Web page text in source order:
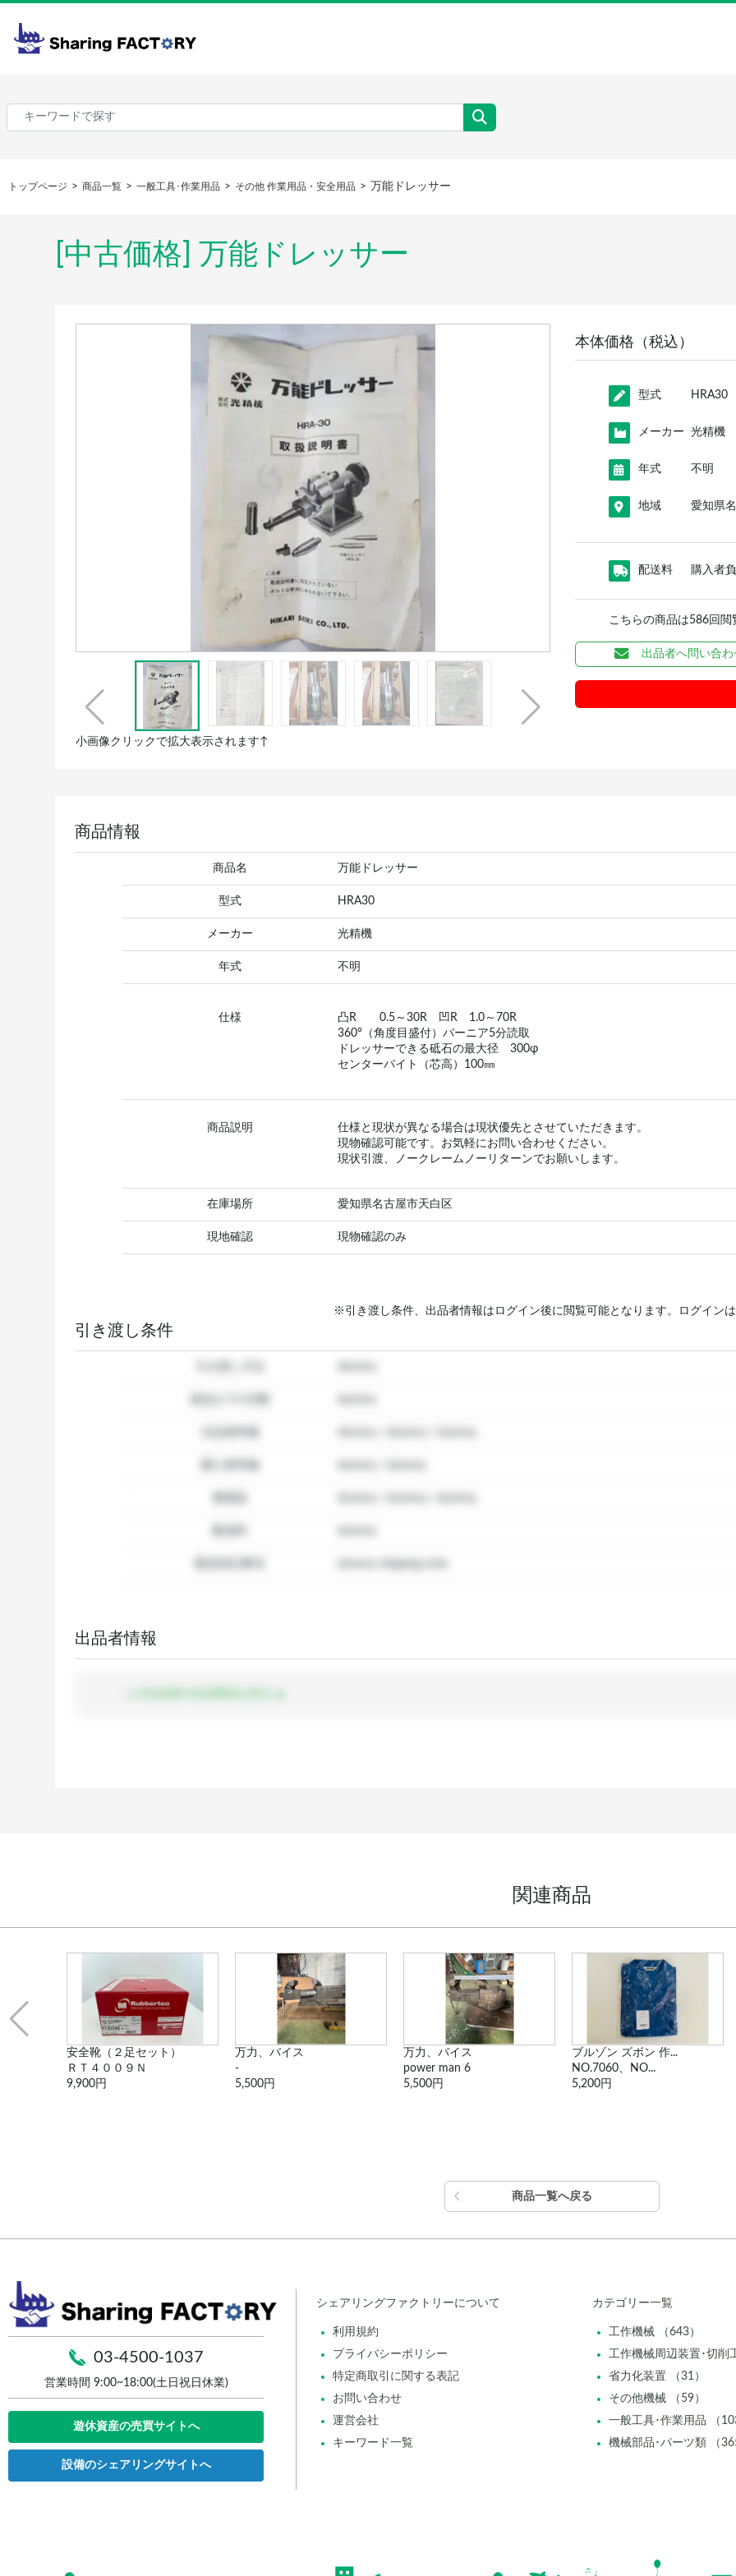
トップページ 商品一覧 一般工具･作業用品 その他 作業用品・安全用品 万能ドレッサー
[中古価格] 万能ドレッサー
小画像クリックで拡大表示されます↑
本体価格（税込）
型式 HRA30
メーカー 光精機
年式 不明
地域 愛知県
配送料 購入者
こちらの商品は586回
出品者へ問い合
商品情報
商品名 万能ドレッサー
型式 HRA30
メーカー 光精機
年式 不明
仕様
凸R 0.5～30R 凹R 1.0～70R
360°（角度目盛付）バーニア5分読取
ドレッサーできる砥石の最大径 300φ
センターバイト（芯高）100㎜
商品説明
仕様と現状が異なる場合は現状優先とさせていただきます。
現物確認可能です。お気軽にお問い合わせください。
現状引渡、ノークレームノーリターンでお願いします。
在庫場所 愛知県名古屋市天白区
現地確認 現物確認のみ
※引き渡し条件、出品者情報はログイン後に閲覧可能となります。ログインは
引き渡し条件
出品者情報
関連商品
安全靴（２足セット）
ＲＴ４００９Ｎ
9,900円
万力、バイス
-
5,500円
万力、バイス
power man 6
5,500円
ブルゾン ズボン 作...
NO.7060、NO...
5,200円
商品一覧へ戻る
03-4500-1037
営業時間 9:00~18:00(土日祝日休業)
遊休資産の売買サイトへ
設備のシェアリングサイトへ
シェアリングファクトリーについて
利用規約
プライバシーポリシー
特定商取引に関する表記
お問い合わせ
運営会社
キーワード一覧
カテゴリー一覧
工作機械 （643）
工作機械周辺装置･切削
省力化装置 （31）
その他機械 （59）
一般工具･作業用品 （
機械部品･パーツ類 （